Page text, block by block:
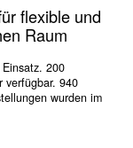
flexible und
Raum
200
verfügbar. 940
wurden im